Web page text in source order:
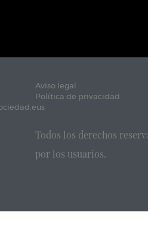
Aviso legal
Política de privacidad
Todos los derechos
por los usuarios.